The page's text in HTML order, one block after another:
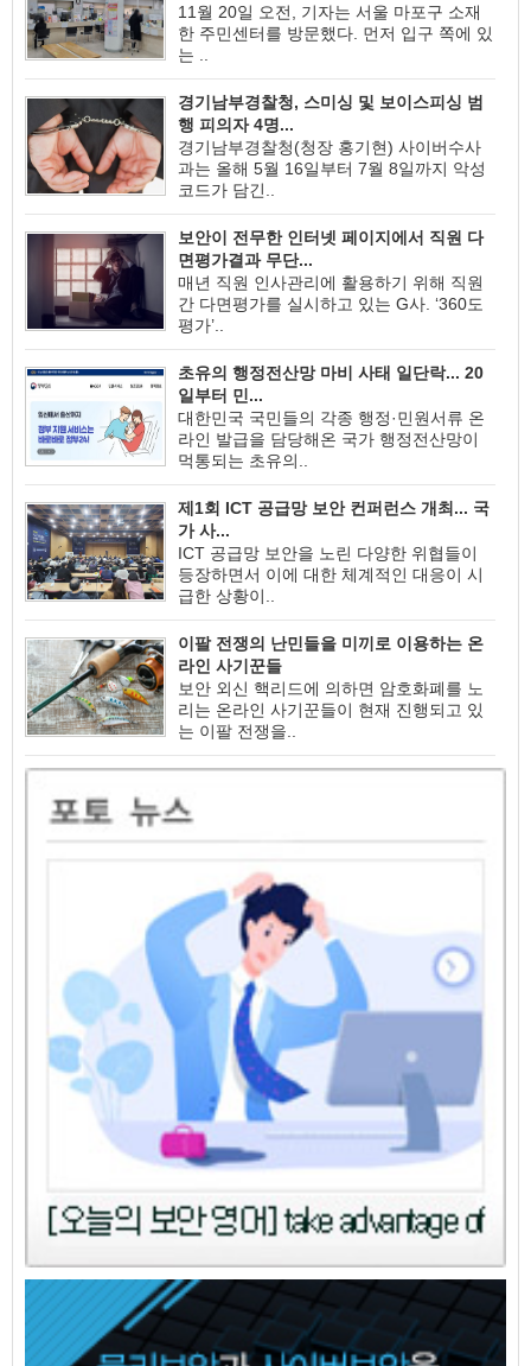
11월 20일 오전, 기자는 서울 마포구 소재
한 주민센터를 방문했다. 먼저 입구 쪽에 있
는 ..
경기남부경찰청, 스미싱 및 보이스피싱 범
행 피의자 4명...
경기남부경찰청(청장 홍기현) 사이버수사
과는 올해 5월 16일부터 7월 8일까지 악성
코드가 담긴..
보안이 전무한 인터넷 페이지에서 직원 다
면평가결과 무단...
매년 직원 인사관리에 활용하기 위해 직원
간 다면평가를 실시하고 있는 G사. ‘360도
평가’..
초유의 행정전산망 마비 사태 일단락... 20
일부터 민...
대한민국 국민들의 각종 행정·민원서류 온
라인 발급을 담당해온 국가 행정전산망이
먹통되는 초유의..
제1회 ICT 공급망 보안 컨퍼런스 개최... 국
가 사...
ICT 공급망 보안을 노린 다양한 위협들이
등장하면서 이에 대한 체계적인 대응이 시
급한 상황이..
이팔 전쟁의 난민들을 미끼로 이용하는 온
라인 사기꾼들
보안 외신 핵리드에 의하면 암호화폐를 노
리는 온라인 사기꾼들이 현재 진행되고 있
는 이팔 전쟁을..